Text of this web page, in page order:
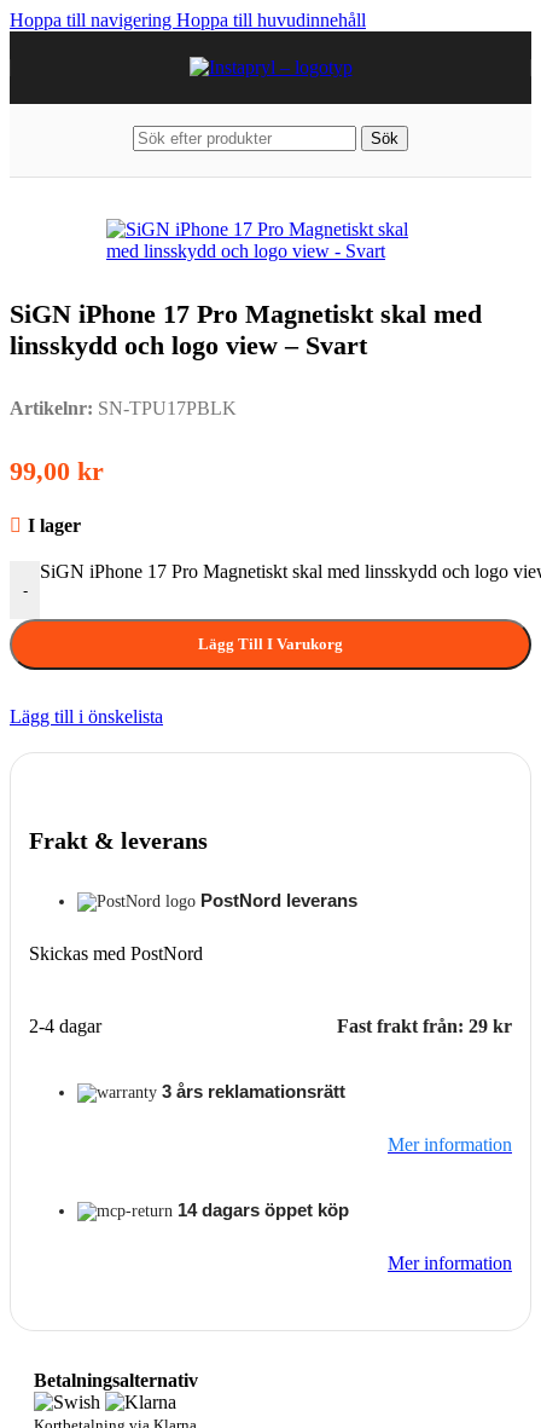
Hoppa till navigering Hoppa till huvudinnehåll
Sök
SiGN iPhone 17 Pro Magnetiskt skal med
linsskydd och logo view – Svart
Artikelnr: SN-TPU17PBLK
99,00 kr
I lager
-
SiGN iPhone 17 Pro Magnetiskt skal med linsskydd och logo
Lägg Till I Varukorg
Lägg till i önskelista
Frakt & leverans
PostNord leverans
Skickas med PostNord
2-4 dagar Fast frakt från: 29 kr
3 års reklamationsrätt
Mer information
14 dagars öppet köp
Mer information
Betalningsalternativ